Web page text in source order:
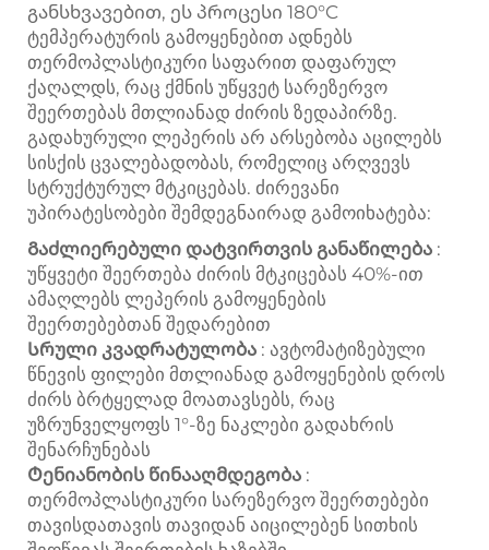
განსხვავებით, ეს პროცესი 180°C
ტემპერატურის გამოყენებით ადნებს
თერმოპლასტიკური საფარით დაფარულ
ქაღალდს, რაც ქმნის უწყვეტ სარეზერვო
შეერთებას მთლიანად ძირის ზედაპირზე.
გადახურული ლეპერის არ არსებობა აცილებს
სისქის ცვალებადობას, რომელიც არღვევს
სტრუქტურულ მტკიცებას. ძირევანი
უპირატესობები შემდეგნაირად გამოიხატება:
Გაძლიერებული დატვირთვის განაწილება :
უწყვეტი შეერთება ძირის მტკიცებას 40%-ით
ამაღლებს ლეპერის გამოყენების
შეერთებებთან შედარებით
Სრული კვადრატულობა : ავტომატიზებული
წნევის ფილები მთლიანად გამოყენების დროს
ძირს ბრტყელად მოათავსებს, რაც
უზრუნველყოფს 1°-ზე ნაკლები გადახრის
შენარჩუნებას
Ტენიანობის წინააღმდეგობა :
თერმოპლასტიკური სარეზერვო შეერთებები
თავისდათავის თავიდან აიცილებენ სითხის